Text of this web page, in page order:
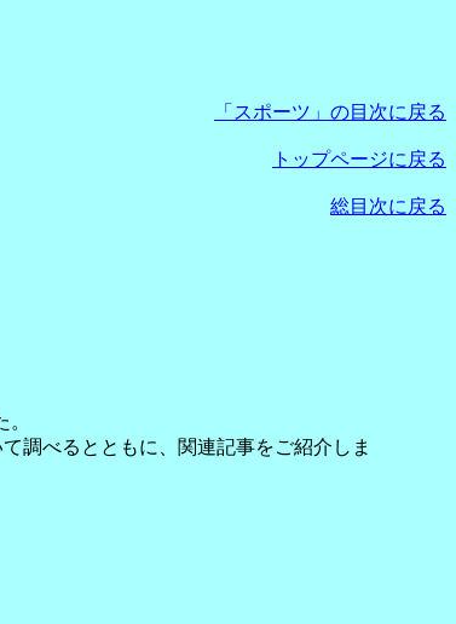
「スポーツ」の目次に戻る
トップページに戻る
総目次に戻る
調べるとともに、関連記事をご紹介しま